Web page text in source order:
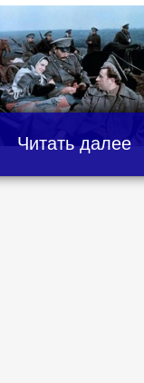
Читать далее